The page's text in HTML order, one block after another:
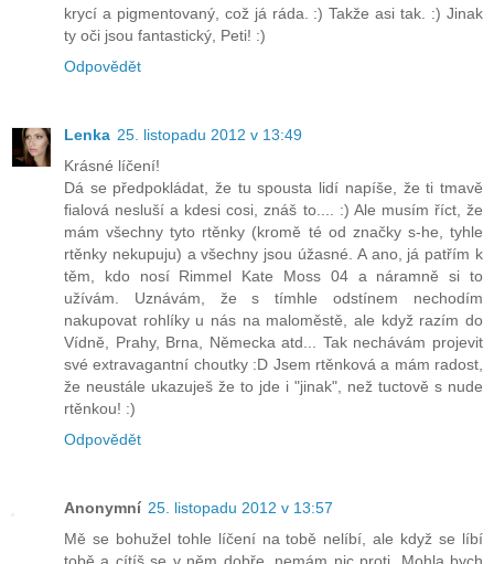
krycí a pigmentovaný, což já ráda. :) Takže asi tak. :) Jinak
ty oči jsou fantastický, Peti! :)
Odpovědět
Lenka 25. listopadu 2012 v 13:49
Krásné líčení!
Dá se předpokládat, že tu spousta lidí napíše, že ti tmavě
fialová nesluší a kdesi cosi, znáš to.... :) Ale musím říct, že
mám všechny tyto rtěnky (kromě té od značky s-he, tyhle
rtěnky nekupuju) a všechny jsou úžasné. A ano, já patřím k
těm, kdo nosí Rimmel Kate Moss 04 a náramně si to
užívám. Uznávám, že s tímhle odstínem nechodím
nakupovat rohlíky u nás na maloměstě, ale když razím do
Vídně, Prahy, Brna, Německa atd... Tak nechávám projevit
své extravagantní choutky :D Jsem rtěnková a mám radost,
že neustále ukazuješ že to jde i "jinak", než tuctově s nude
rtěnkou! :)
Odpovědět
Anonymní 25. listopadu 2012 v 13:57
Mě se bohužel tohle líčení na tobě nelíbí, ale když se líbí